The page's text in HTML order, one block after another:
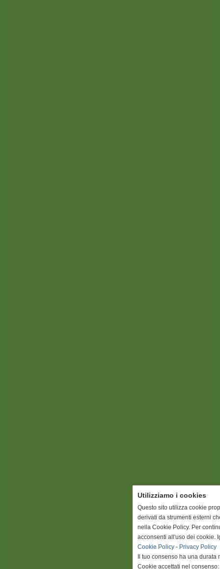
Utilizziamo i cookies
Questo sito utilizza cookie
derivati da strumenti esterni
nella Cookie Policy. Per
acconsenti all'uso dei cookie.
Cookie Policy - Privacy Policy
Il tuo consenso ha una durata
Cookie accettati nel